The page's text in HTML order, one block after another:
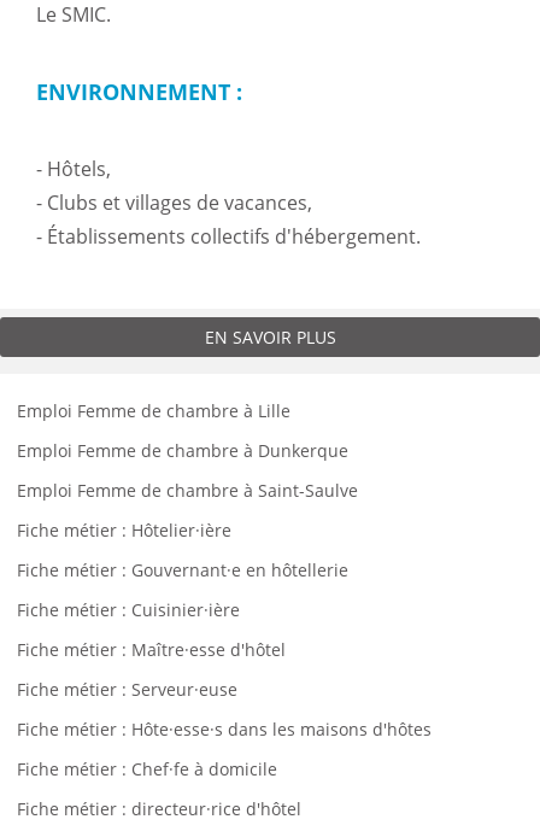
Le SMIC.
ENVIRONNEMENT :
- Hôtels,
- Clubs et villages de vacances,
- Établissements collectifs d'hébergement.
EN SAVOIR PLUS
Emploi Femme de chambre à Lille
Emploi Femme de chambre à Dunkerque
Emploi Femme de chambre à Saint-Saulve
Fiche métier : Hôtelier·ière
Fiche métier : Gouvernant·e en hôtellerie
Fiche métier : Cuisinier·ière
Fiche métier : Maître·esse d'hôtel
Fiche métier : Serveur·euse
Fiche métier : Hôte·esse·s dans les maisons d'hôtes
Fiche métier : Chef·fe à domicile
Fiche métier : directeur·rice d'hôtel